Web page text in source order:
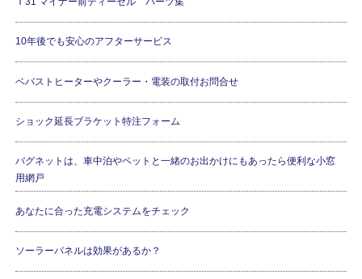
10年後でも安心のアフターサービス
ベバストヒーターやクーラー・電装の取付お問合せ
ショック延長ブラケット特注フォーム
バグネットは、車中泊やペットと一緒のお出かけにもあったら便利な小窓
用網戸
あなたに合った充電システムをチェック
ソーラーパネルは効果があるか？